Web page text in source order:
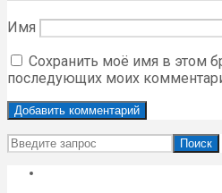
Имя
Сохранить моё имя в этом
последующих моих
Поиск